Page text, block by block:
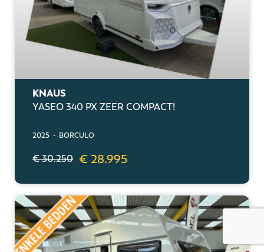
KNAUS
YASEO 340 PX ZEER COMPACT!
2025 - BORCULO
€ 30.250 € 28.995